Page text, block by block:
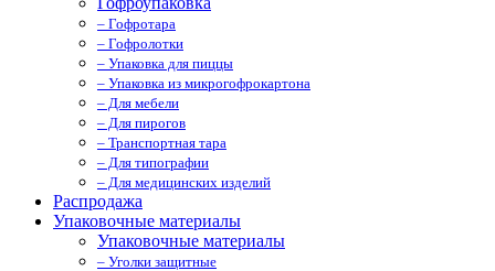
– Гофротара
– Гофролотки
– Упаковка для пиццы
– Упаковка из микрогофрокартона
– Для мебели
– Для пирогов
– Транспортная тара
– Для типографии
– Для медицинских изделий
Распродажа
Упаковочные материалы
Упаковочные материалы
– Уголки защитные